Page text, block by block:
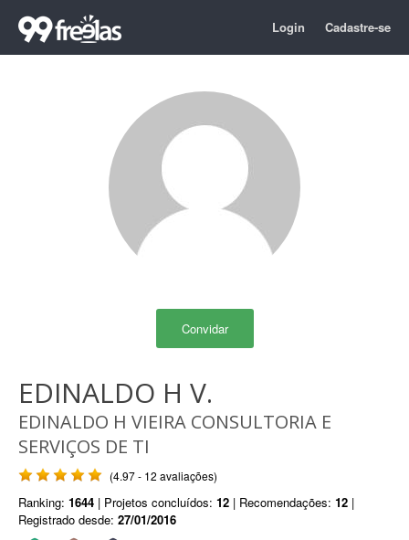
Login Cadastre-se
Convidar
EDINALDO H V.
EDINALDO H VIEIRA CONSULTORIA E
SERVIÇOS DE TI
(4.97 - 12 avaliações)
Ranking: 1644 | Projetos concluídos: 12 | Recomendações: 12 |
Registrado desde: 27/01/2016